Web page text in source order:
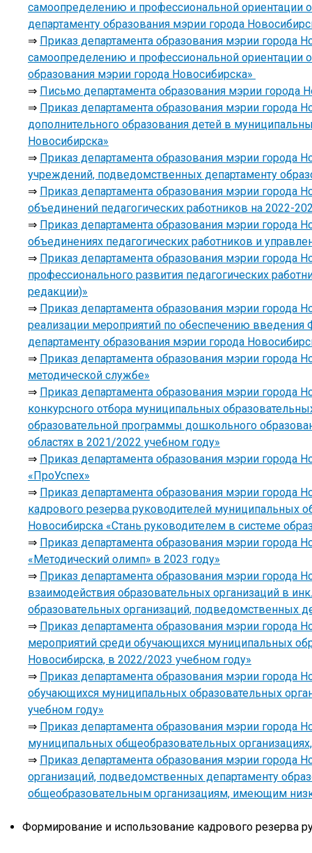
самоопределению и профессиональной ориентации
департаменту образования мэрии города
⇒ Приказ департамента образования мэрии города
самоопределению и профессиональной ориентации
образования мэрии города Новосибирска»
⇒ Письмо департамента образования мэрии города
⇒ Приказ департамента образования мэрии города
дополнительного образования детей в
Новосибирска»
⇒ Приказ департамента образования мэрии города
учреждений, подведомственных департаменту
⇒ Приказ департамента образования мэрии города
объединений педагогических работников на 2022-
⇒ Приказ департамента образования мэрии
объединениях педагогических работников и
⇒ Приказ департамента образования мэрии
профессионального развития педагогических
редакции)»
⇒ Приказ департамента образования мэрии города
реализации мероприятий по обеспечению
департаменту образования мэрии города
⇒ Приказ департамента образования мэрии
методической службе»
⇒ Приказ департамента образования мэрии города
конкурсного отбора муниципальных
образовательной программы дошкольного
областях в 2021/2022 учебном году»
⇒ Приказ департамента образования мэрии города
«ПроУспех»
⇒ Приказ департамента образования мэрии города
кадрового резерва руководителей муниципальных
Новосибирска «Стань руководителем в системе
⇒ Приказ департамента образования мэрии города
«Методический олимп» в 2023 году»
⇒ Приказ департамента образования мэрии города
взаимодействия образовательных организаций в
образовательных организаций, подведомственных
⇒ Приказ департамента образования мэрии города
мероприятий среди обучающихся муниципальных
Новосибирска, в 2022/2023 учебном году»
⇒ Приказ департамента образования мэрии города
обучающихся муниципальных образовательных
учебном году»
⇒ Приказ департамента образования мэрии города
муниципальных общеобразовательных
⇒ Приказ департамента образования мэрии города
организаций, подведомственных департаменту
общеобразовательным организациям, имеющим
Формирование и использование кадрового резерва